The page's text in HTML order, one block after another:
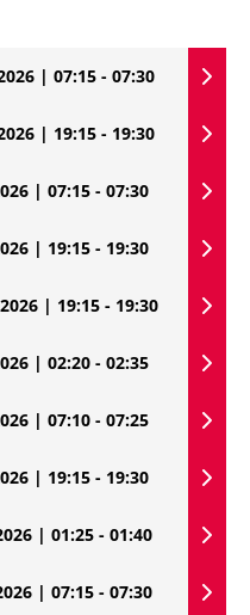
| 07:15 - 07:30
| 19:15 - 19:30
| 07:15 - 07:30
| 19:15 - 19:30
| 19:15 - 19:30
| 02:20 - 02:35
| 07:10 - 07:25
| 19:15 - 19:30
| 01:25 - 01:40
| 07:15 - 07:30